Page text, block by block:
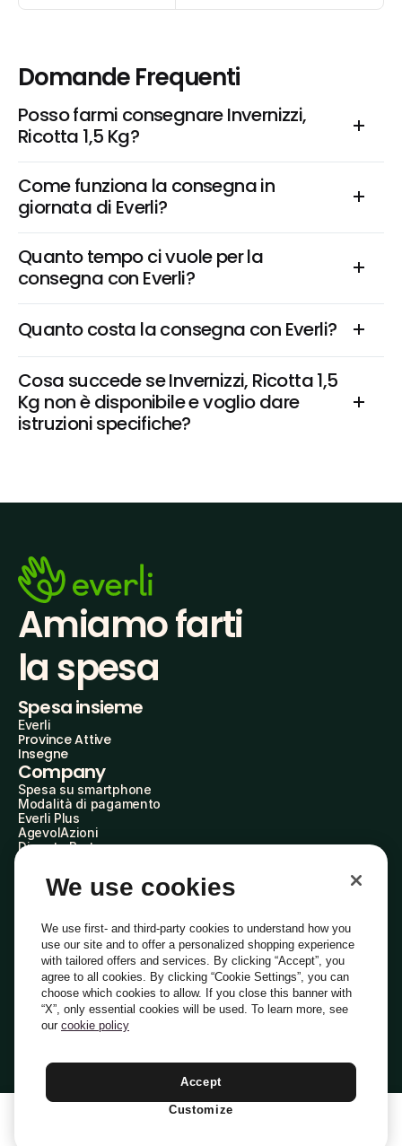
Domande Frequenti
Posso farmi consegnare Invernizzi,
Ricotta 1,5 Kg?
Come funziona la consegna in
giornata di Everli?
Quanto tempo ci vuole per la
consegna con Everli?
Quanto costa la consegna con Everli?
Cosa succede se Invernizzi, Ricotta 1,5
Kg non è disponibile e voglio dare
istruzioni specifiche?
Amiamo farti
la spesa
Spesa insieme
Everli
Province Attive
Insegne
Company
Spesa su smartphone
Modalità di pagamento
Everli Plus
AgevolAzioni
Diventa Partner
Everli Shoppers
About Us
Everli News
Domande frequenti
Lavora con noi
Diventa Shopper
Investitori
PrivacyCookiePreferenze Cookie
Termini e CondizioniCodice Etico
Indirizzo PEC: everli@pec.it - indirizzo DPO: dpo@everli.com
Italiano
We use cookies
We use first- and third-party cookies to understand how you
use our site and to offer a personalized shopping experience
with tailored offers and services. By clicking “Accept”, you
agree to all cookies. By clicking “Cookie Settings”, you can
choose which cookies to allow. If you close this banner with
“X”, only essential cookies will be used. To learn more, see
our cookie policy
Accept
Customize